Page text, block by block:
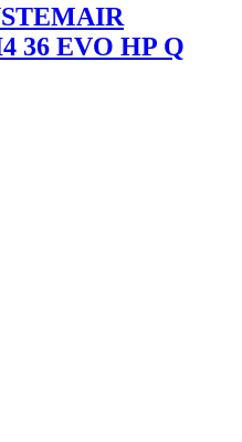
36 EVO HP Q